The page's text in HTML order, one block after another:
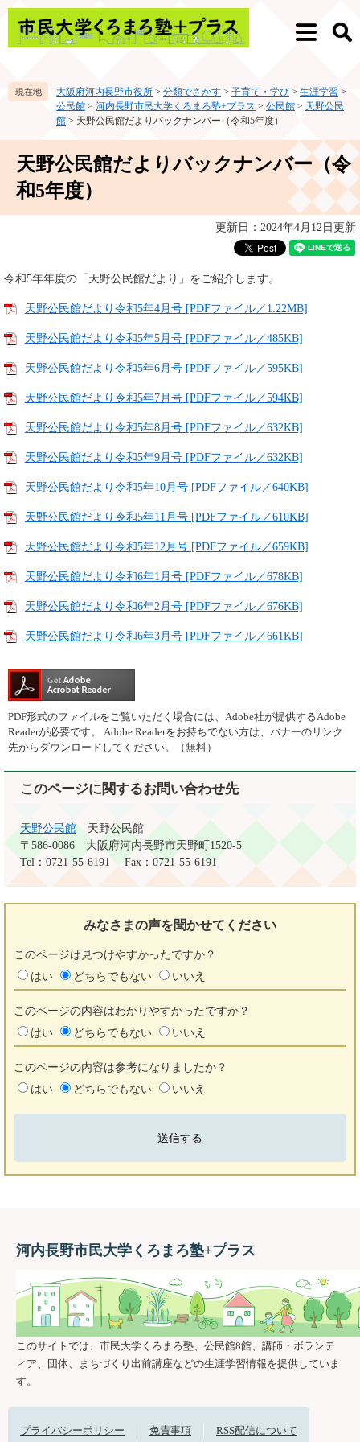
ペ
メ
て
メ
検
大阪府河内長野市役所 > 分類でさがす > 子育て・学び > 生涯学習 >
公民館 > 河内長野市民大学くろまろ塾+プラス > 公民館 > 天野公民
館 > 天野公民館だよりバックナンバー（令和5年度）
天野公民館だよりバックナンバー（令
和5年度）
更新日：2024年4月12日更新
令和5年年度の「天野公民館だより」をご紹介します。
天野公民館だより令和5年4月号 [PDFファイル／1.22MB]
天野公民館だより令和5年5月号 [PDFファイル／485KB]
天野公民館だより令和5年6月号 [PDFファイル／595KB]
天野公民館だより令和5年7月号 [PDFファイル／594KB]
天野公民館だより令和5年8月号 [PDFファイル／632KB]
天野公民館だより令和5年9月号 [PDFファイル／632KB]
天野公民館だより令和5年10月号 [PDFファイル／640KB]
天野公民館だより令和5年11月号 [PDFファイル／610KB]
天野公民館だより令和5年12月号 [PDFファイル／659KB]
天野公民館だより令和6年1月号 [PDFファイル／678KB]
天野公民館だより令和6年2月号 [PDFファイル／676KB]
天野公民館だより令和6年3月号 [PDFファイル／661KB]
PDF形式のファイルをご覧いただく場合には、Adobe社が提供するAdobe
Readerが必要です。
Adobe Readerをお持ちでない方は、バナーのリンク
先からダウンロードしてください。（無料）
このページに関するお問い合わせ先
天野公民館
天野公民館
〒586-0086
大阪府河内長野市天野町1520-5
Tel：0721-55-6191
Fax：0721-55-6191
みなさまの声を聞かせてください
このページは見つけやすかったですか？
はい
どちらでもない いいえ
このページの内容はわかりやすかったですか？
はい
どちらでもない いいえ
このページの内容は参考になりましたか？
はい
どちらでもない いいえ
河内長野市民大学くろまろ塾+プラス
このサイトでは、市民大学くろまろ塾、公民館8館、講師・ボランテ
ィア、団体、まちづくり出前講座などの生涯学習情報を提供していま
す。
プライバシーポリシー 免責事項 RSS配信について